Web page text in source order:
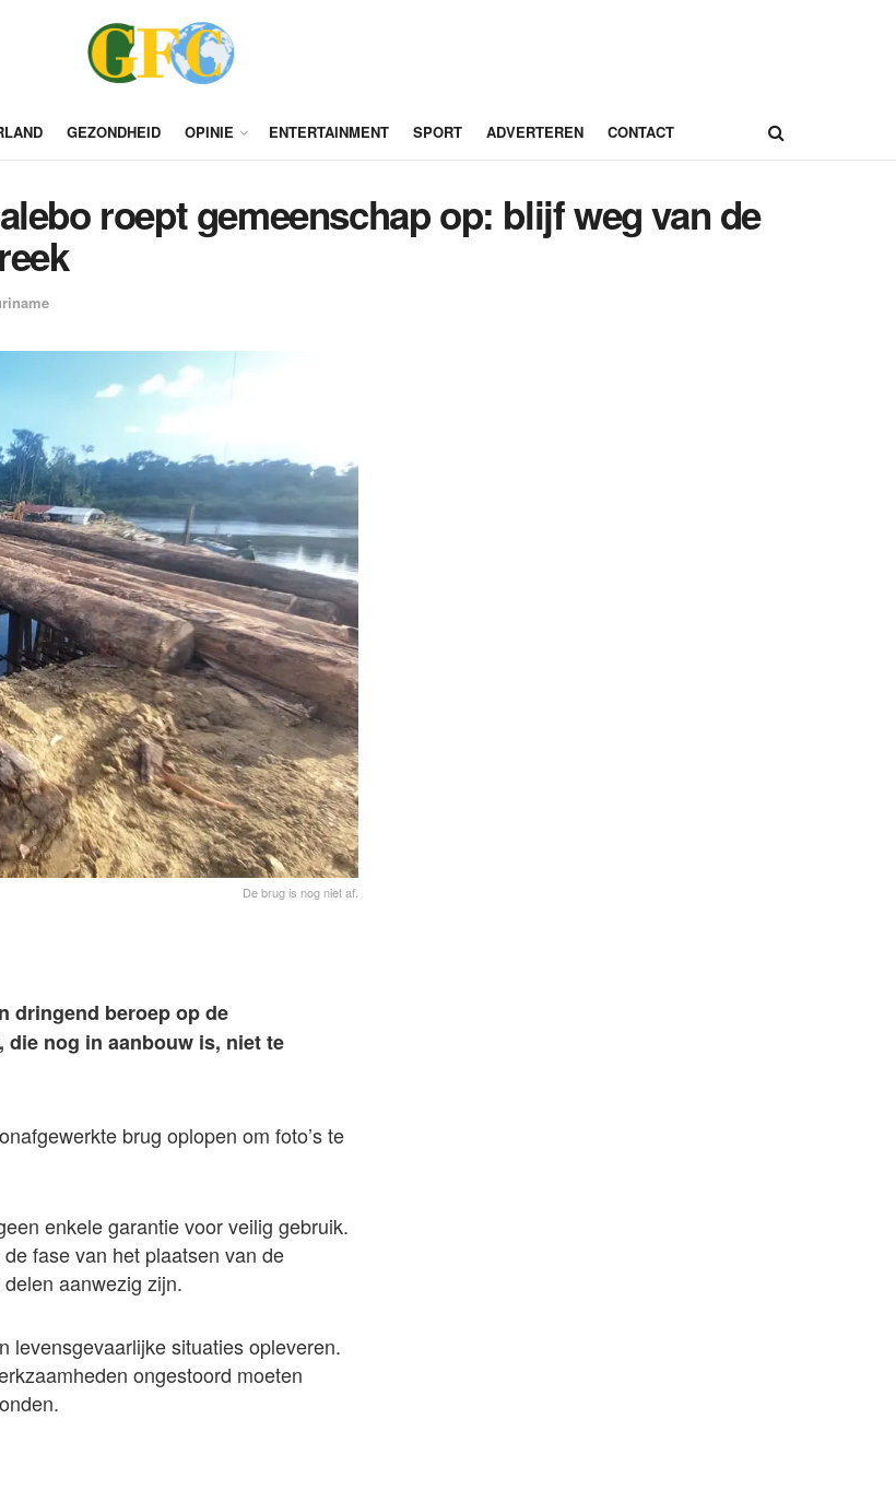
GEZONDHEID OPINIE ENTERTAINMENT SPORT ADVERTEREN CONTACT
roept gemeenschap op: blijf weg van de
De brug is nog niet af.
dringend beroep op de
die nog in aanbouw is, niet te
brug oplopen om foto’s te
enkele garantie voor veilig gebruik.
fase van het plaatsen van de
aanwezig zijn.
levensgevaarlijke situaties opleveren.
ongestoord moeten